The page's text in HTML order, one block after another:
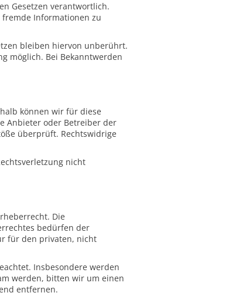
Gesetzen verantwortlich.
Informationen zu
bleiben hiervon unberührt.
möglich. Bei Bekanntwerden
können wir für diese
Anbieter oder Betreiber der
überprüft. Rechtswidrige
nicht
Die
bedürfen der
für den privaten, nicht
Insbesondere werden
werden, bitten wir um einen
entfernen.